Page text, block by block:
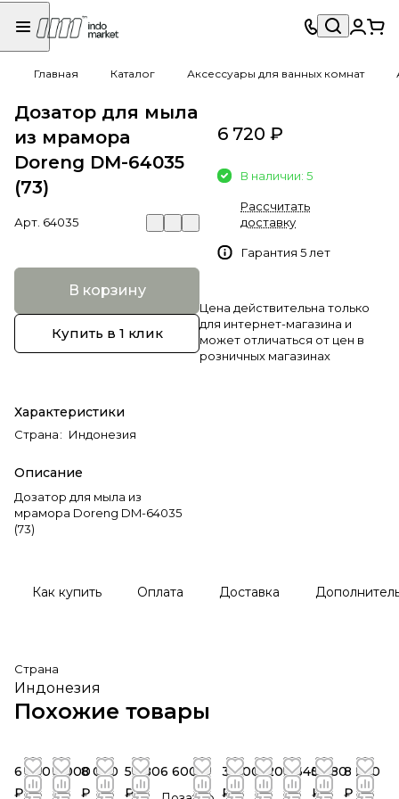
Главная Каталог Аксессуары для ванных комнат
Дозатор для мыла
из мрамора
Doreng DM-64035
(73)
Арт. 64035
В корзину
Купить в 1 клик
Характеристики
Страна: Индонезия
Описание
Дозатор для мыла из
мрамора Doreng DM-64035
(73)
6 720 ₽
В наличии: 5
Рассчитать
доставку
Гарантия 5 лет
Цена действительна только
для интернет-магазина и
может отличаться от цен в
розничных магазинах
Как купить Оплата Доставка
Страна
Индонезия
Похожие товары
6 960
₽
3 000
₽
8 040
₽
5 880
₽
6 600 ₽
3 000
₽
4 200
₽
2 640
₽
5 880
₽
8 280
₽